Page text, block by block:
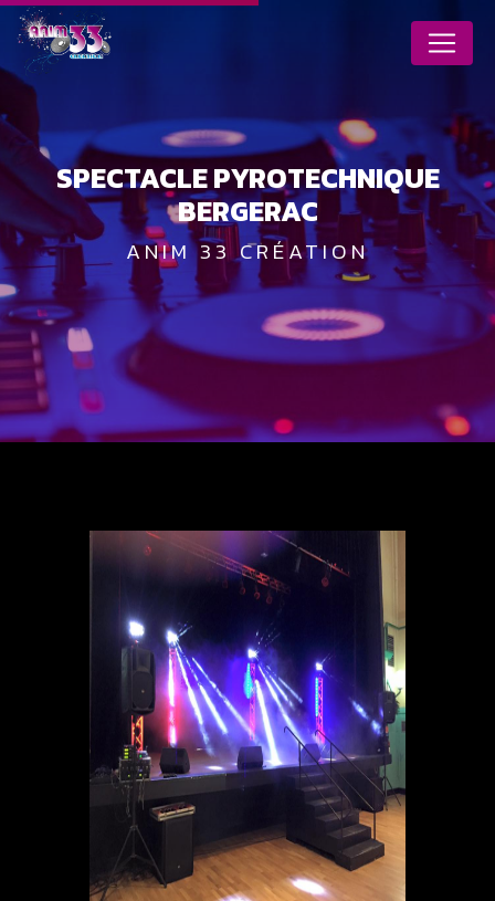
SPECTACLE PYROTECHNIQUE
BERGERAC
ANIM 33 CRÉATION
Panneau de gestion des cookies